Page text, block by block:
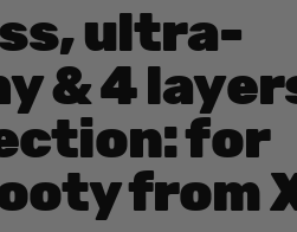
ultra-
& 4
for
from